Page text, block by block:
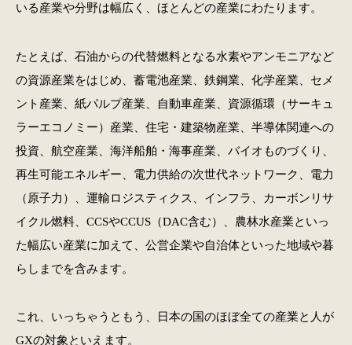
いる産業や分野は幅広く、ほとんどの産業にわたります。
たとえば、石油からの代替燃料となる水素やアンモニアなど
の資源産業をはじめ、蓄電池産業、鉄鋼業、化学産業、セメ
ント産業、紙パルプ産業、自動車産業、資源循環（サーキュ
ラーエコノミー）産業、住宅・建築物産業、半導体関連への
投資、航空産業、海洋船舶・海事産業、バイオものづくり、
再生可能エネルギー、電力供給の次世代ネットワーク、電力
（原子力）、運輸ロジスティクス、インフラ、カーボンリサ
イクル燃料、CCSやCCUS（DAC含む）、農林水産業といっ
た幅広い産業に加えて、公営企業や自治体といった地域や暮
らしまでを含みます。
これ、いっちゃうともう、日本の国のほぼ全ての産業と人が
GXの対象といえます。